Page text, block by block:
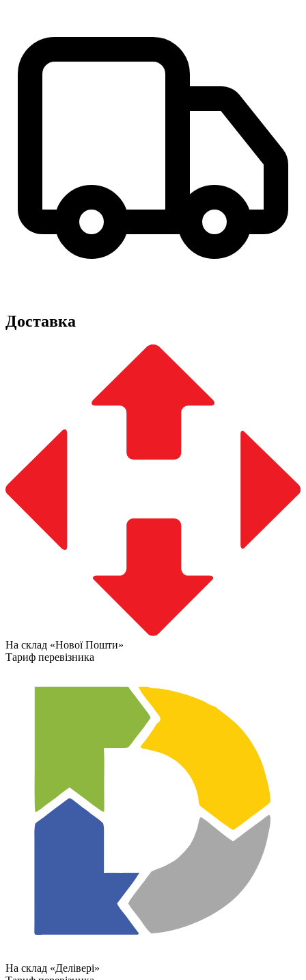
Доставка
На склад «Нової Пошти»
Тариф перевізника
На склад «Делівері»